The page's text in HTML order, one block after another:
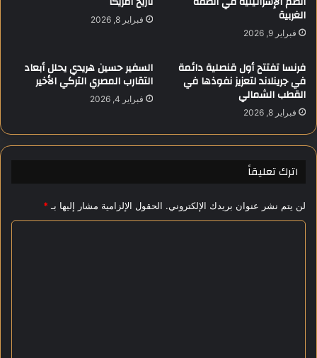
ر
ع
ة
و
ز
ا
ة
ب
ا
ب
ي
ب
ح
إ
ن
ه
ل
ح
الغربية
فبراير 9, 2026
فبراير 8, 2026
فرنسا تفتتح أول قنصلية دائمة
في جرينلاند لتعزيز نفوذها في
القطب الشمالي
فبراير 8, 2026
السفير حسين هريدي يحلل أبعاد
التقارب المصري التركي الأخير
فبراير 4, 2026
اترك تعليقاً
لن يتم نشر عنوان بريدك الإلكتروني. الحقول الإلزامية مشار إليها بـ *